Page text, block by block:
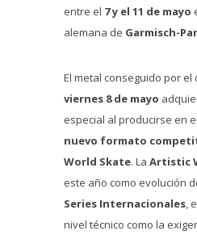
entre el 7 y el 11 de mayo
alemana de Garmisch-
El metal conseguido por el
viernes 8 de mayo
especial al producirse en el
nuevo formato
World Skate. La Artistic
este año como evolución
Series Internacionales,
nivel técnico como la